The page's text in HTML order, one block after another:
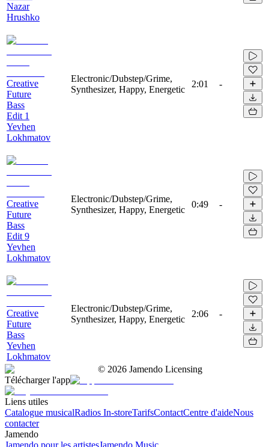
Nazar
Hrushko
Creative
Future
Bass
Edit 1
Yevhen
Lokhmatov
Electronic/Dubstep/Grime,
Synthesizer, Happy, Energetic
2:01 -
Creative
Future
Bass
Edit 9
Yevhen
Lokhmatov
Electronic/Dubstep/Grime,
Synthesizer, Happy, Energetic
0:49 -
Creative
Future
Bass
Yevhen
Lokhmatov
Electronic/Dubstep/Grime,
Synthesizer, Happy, Energetic
2:06 -
© 2026 Jamendo Licensing
Télécharger l'app
Liens utiles
Catalogue musicalRadios In-storeTarifsContactCentre d'aideNous
contacter
Jamendo
Jamendo pour les artistesJamendo Music